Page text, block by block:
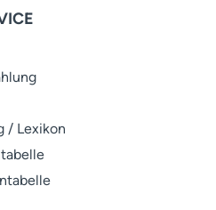
/ Lexikon